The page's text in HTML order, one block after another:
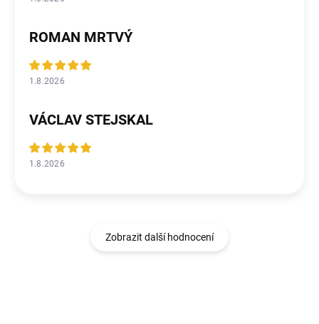
ROMAN MRTVÝ
1.8.2026
VÁCLAV STEJSKAL
1.8.2026
Zobrazit další hodnocení